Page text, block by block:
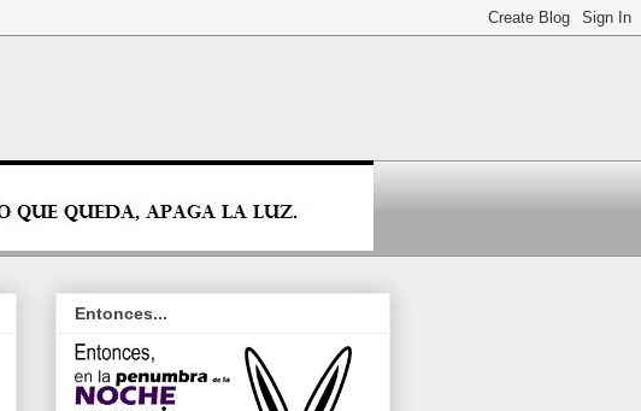
Entonces...